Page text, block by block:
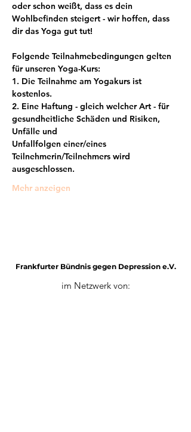
oder schon weißt, dass es dein
Wohlbefinden steigert - wir hoffen, dass
dir das Yoga gut tut!
Folgende Teilnahmebedingungen gelten
für unseren Yoga-Kurs:
1. Die Teilnahme am Yogakurs ist
kostenlos.
2. Eine Haftung - gleich welcher Art - für
gesundheitliche Schäden und Risiken,
Unfälle und
Unfallfolgen einer/eines
Teilnehmerin/Teilnehmers wird
ausgeschlossen.
Mehr anzeigen
Frankfurter Bündnis gegen Depression e.V.
im Netzwerk von: